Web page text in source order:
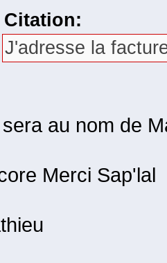
Citation:
J'adresse la
au nom de
Merci Sap'lal